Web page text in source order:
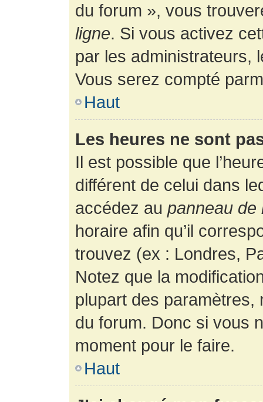
du forum », vous
ligne. Si vous activez
par les administrateurs,
Vous serez compté
Haut
Les heures ne sont
Il est possible que
différent de celui dans
accédez au panneau de
horaire afin qu’il
trouvez (ex : Londres,
Notez que la
plupart des paramètres,
du forum. Donc si vous
moment pour le faire.
Haut